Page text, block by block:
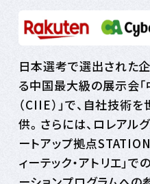
日本選考で選出された
る中国最大級の展示会
（CIIE）」で、自社技術
供。さらには、ロレアル
ートアップ拠点
ィーテック・アトリエ」